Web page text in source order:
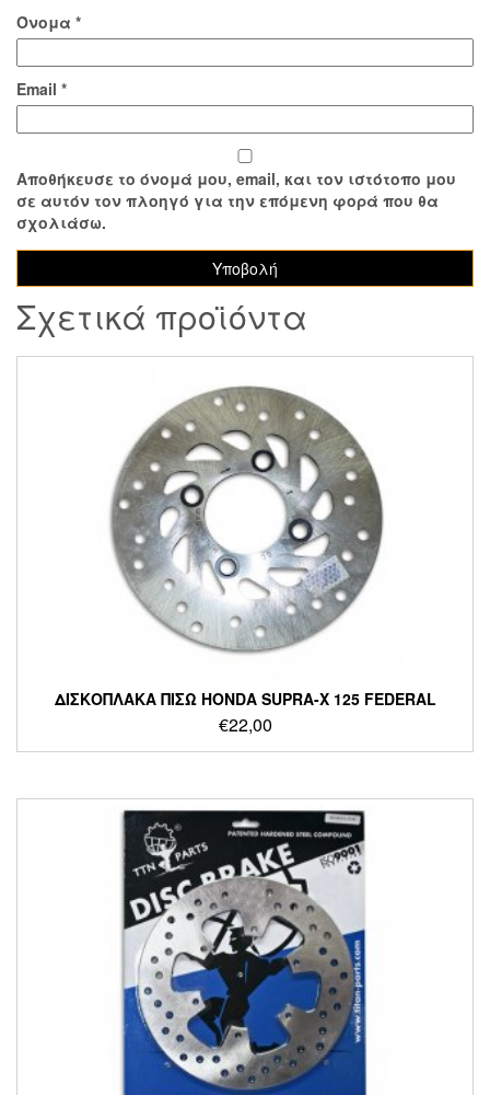
Όνομα *
Email *
Αποθήκευσε το όνομά μου, email, και τον ιστότοπο μου
σε αυτόν τον πλοηγό για την επόμενη φορά που θα
σχολιάσω.
Σχετικά προϊόντα
ΔΙΣΚΟΠΛΑΚΑ ΠΙΣΩ HONDA SUPRA-X 125 FEDERAL
€22,00